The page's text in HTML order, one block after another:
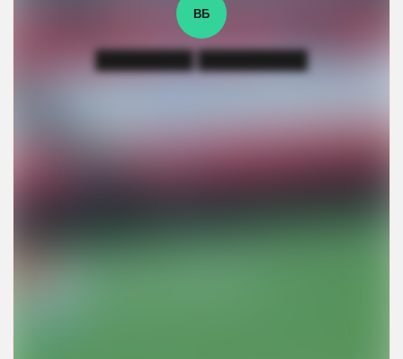
ВБ
████████ █████████